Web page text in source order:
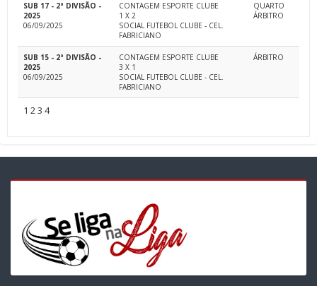
SUB 17 - 2ª DIVISÃO -
2025
06/09/2025
CONTAGEM ESPORTE CLUBE
1 X 2
SOCIAL FUTEBOL CLUBE - CEL.
FABRICIANO
QUARTO
ÁRBITRO
SUB 15 - 2ª DIVISÃO -
2025
06/09/2025
CONTAGEM ESPORTE CLUBE
3 X 1
SOCIAL FUTEBOL CLUBE - CEL.
FABRICIANO
ÁRBITRO
1 23 4